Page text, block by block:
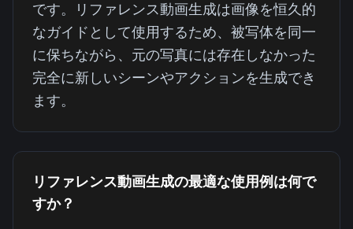
です。リファレンス動画生成は画像を恒久的
なガイドとして使用するため、被写体を同一
に保ちながら、元の写真には存在しなかった
完全に新しいシーンやアクションを生成でき
ます。
リファレンス動画生成の最適な使用例は何で
すか？